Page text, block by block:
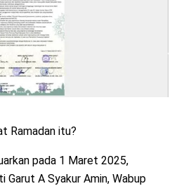
Ramadan itu?
pada 1 Maret 2025,
A Syakur Amin, Wabup